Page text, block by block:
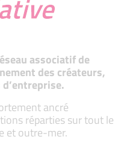
associatif de
des créateurs,
ancré
réparties sur tout le
et outre-mer.